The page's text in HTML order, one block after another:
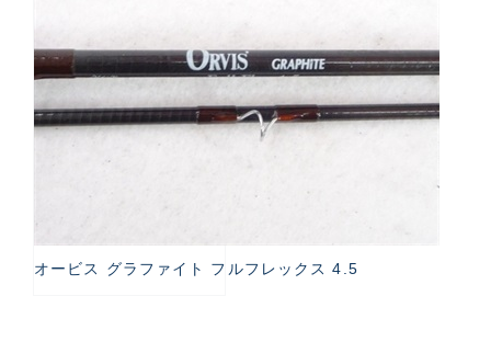
オービス グラファイト フルフレックス 4.5